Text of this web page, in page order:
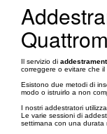
Il servizio di
correggere o evitare che
Esistono due metodi di
modo o istruirlo a non
I nostri addestratori
Le varie sessioni di
settimana con una durata